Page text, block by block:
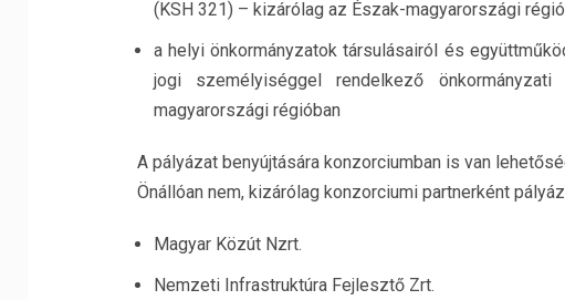
(KSH 321) – kizárólag az Észak-magyarországi
a helyi önkormányzatok társulásairól és
jogi személyiséggel rendelkező
magyarországi régióban
A pályázat benyújtására konzorciumban is van
Önállóan nem, kizárólag konzorciumi partnerként
Magyar Közút Nzrt.
Nemzeti Infrastruktúra Fejlesztő Zrt.